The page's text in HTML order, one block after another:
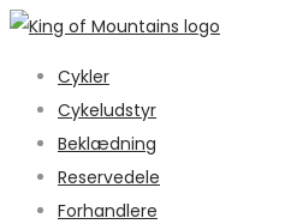
Cykler
Cykeludstyr
Beklædning
Reservedele
Forhandlere